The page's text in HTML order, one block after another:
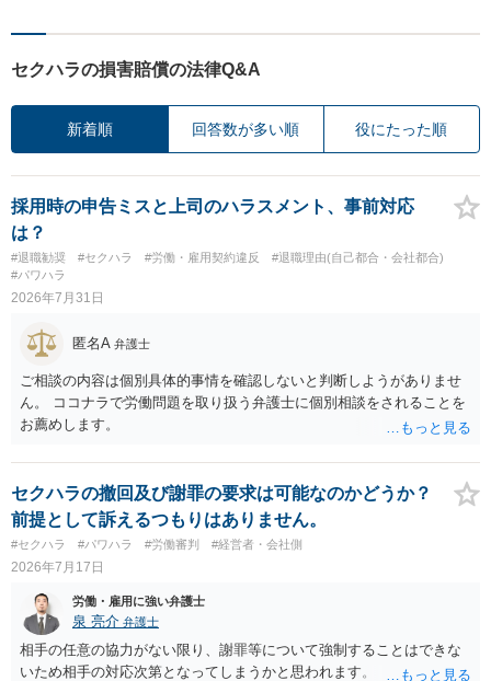
セクハラの損害賠償の法律Q&A
新着順 回答数が多い順 役にたった順
採用時の申告ミスと上司のハラスメント、事前対応
は？
#退職勧奨 #セクハラ #労働・雇用契約違反
#退職理由(自己都合・会社都合)
#パワハラ
2026年7月31日
匿名A 弁護士
ご相談の内容は個別具体的事情を確認しないと判断しようがありませ
ん。 ココナラで労働問題を取り扱う弁護士に個別相談をされることを
お薦めします。
セクハラの撤回及び謝罪の要求は可能なのかどうか？
前提として訴えるつもりはありません。
#セクハラ #パワハラ #労働審判 #経営者・会社側
2026年7月17日
労働・雇用に強い弁護士
泉 亮介 弁護士
相手の任意の協力がない限り、謝罪等について強制することはできな
いため相手の対応次第となってしまうかと思われます。